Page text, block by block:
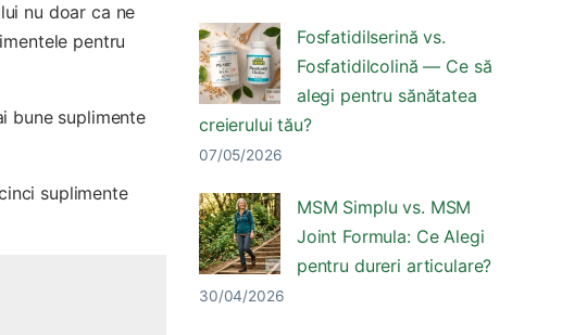
nu doar ca ne
pentru
bune suplimente
suplimente
Fosfatidilserină vs.
Fosfatidilcolină — Ce să
alegi pentru sănătatea
creierului tău?
07/05/2026
MSM Simplu vs. MSM
Joint Formula: Ce Alegi
pentru dureri articulare?
30/04/2026